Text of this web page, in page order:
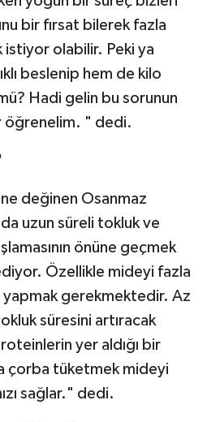
bir fırsat bilerek fazla
istiyor olabilir. Peki ya
beslenip hem de kilo
Hadi gelin bu sorunun
öğrenelim. " dedi.
değinen Osanmaz
uzun süreli tokluk ve
önüne geçmek
Özellikle mideyi fazla
gerekmektedir. Az
süresini artıracak
yer aldığı bir
çorba tüketmek mideyi
sağlar." dedi.